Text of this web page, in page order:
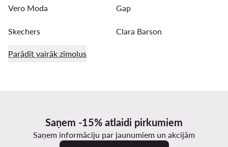
Vero Moda Gap
Skechers Clara Barson
Parādīt vairāk zīmolus
Saņem -15% atlaidi pirkumiem
Saņem informāciju par jaunumiem un akcijām